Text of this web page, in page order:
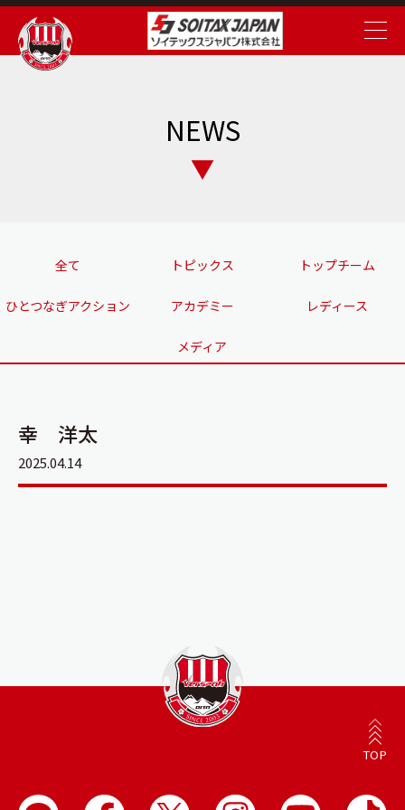
NEWS
全て トピックス トップチーム
ひとつなぎアクション アカデミー レディース
メディア
幸 洋太
2025.04.14
TOP